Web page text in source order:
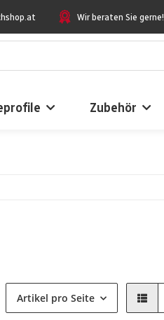
Wir beraten Sie gerne!
Zubehör
Artikel pro Seite